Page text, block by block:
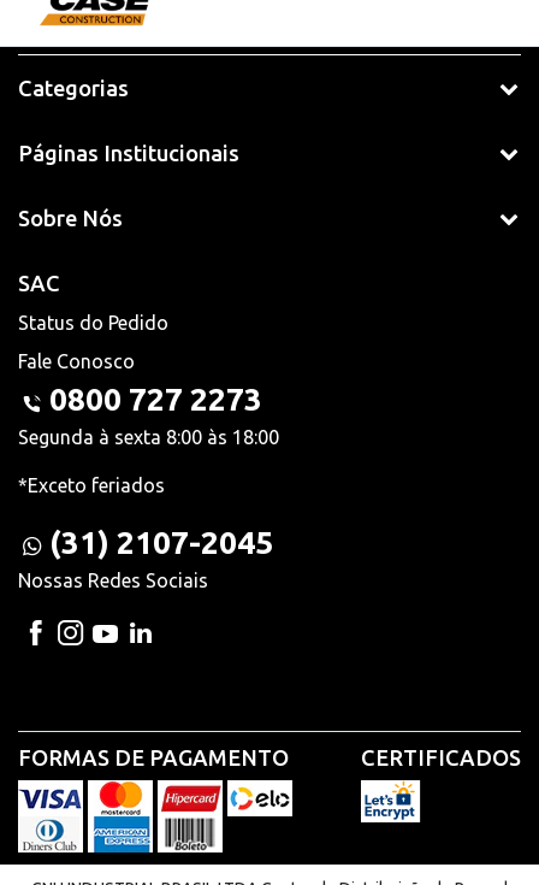
Categorias
Páginas Institucionais
Sobre Nós
SAC
Status do Pedido
Fale Conosco
0800 727 2273
Segunda à sexta 8:00 às 18:00
*Exceto feriados
(31) 2107-2045
Nossas Redes Sociais
FORMAS DE PAGAMENTO CERTIFICADOS